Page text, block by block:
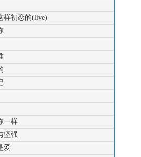
样初恋的(live)
一样
坚强
爱